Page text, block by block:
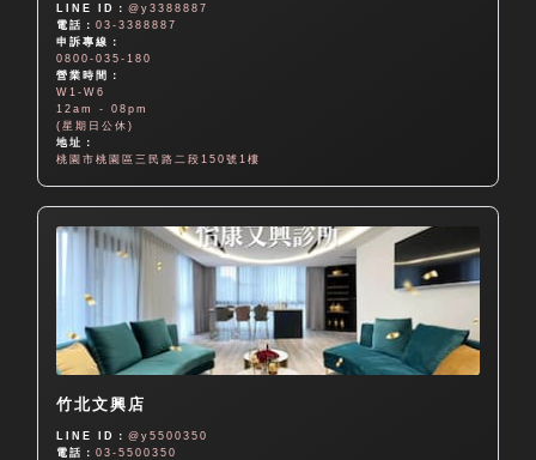
LINE ID：@y3388887
電話：03-3388887
申訴專線：
0800-035-180
營業時間：
W1-W6
12am - 08pm
(星期日公休)
地址：
桃園市桃園區三民路二段150號1樓
竹北文興店
LINE ID：@y5500350
電話：03-5500350